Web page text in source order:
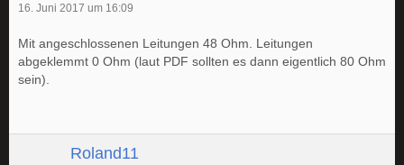
16. Juni 2017 um 16:09
Mit angeschlossenen Leitungen 48 Ohm. Leitungen
abgeklemmt 0 Ohm (laut PDF sollten es dann eigentlich 80 Ohm
sein).
Roland11